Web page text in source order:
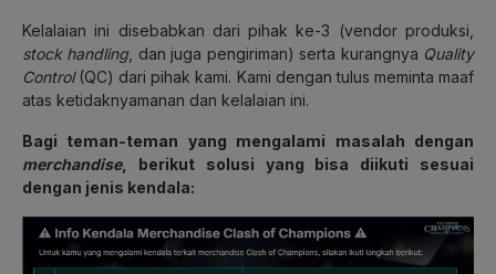
Kelalaian ini disebabkan dari pihak ke-3 (vendor produksi,
stock handling , dan juga pengiriman) serta kurangnya Quality
Control(QC) dari pihak kami. Kami dengan tulus meminta maaf
atas ketidaknyamanan dan kelalaian ini.
Bagi teman-teman yang mengalami masalah dengan
merchandise, berikut solusi yang bisa diikuti sesuai
dengan jenis kendala: